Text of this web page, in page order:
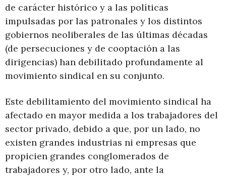
de carácter histórico y a las políticas
impulsadas por las patronales y los distintos
gobiernos neoliberales de las últimas décadas
(de persecuciones y de cooptación a las
dirigencias) han debilitado profundamente al
movimiento sindical en su conjunto.
Este debilitamiento del movimiento sindical ha
afectado en mayor medida a los trabajadores del
sector privado, debido a que, por un lado, no
existen grandes industrias ni empresas que
propicien grandes conglomerados de
trabajadores y, por otro lado, ante la